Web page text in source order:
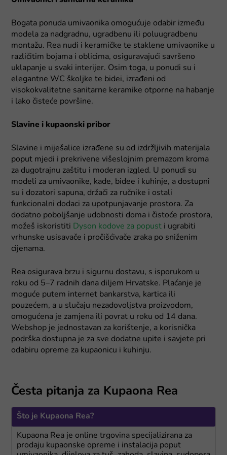
Bogata ponuda umivaonika omogućuje odabir između
modela za nadgradnu, ugradbenu ili poluugradbenu
montažu. Rea nudi i keramičke te staklene umivaonike u
različitim bojama i oblicima, osiguravajući savršeno
uklapanje u svaki interijer. Osim toga, u ponudi su i
elegantne WC školjke te bidei, izrađeni od
visokokvalitetne sanitarne keramike otporne na habanje
i lako čisteće površine.
Slavine i kupaonski pribor
Slavine i miješalice izrađene su od izdržljivih materijala
poput mjedi i prekrivene višeslojnim premazom kroma
za dugotrajnu zaštitu i moderan izgled. U ponudi su
modeli za umivaonike, kade, bidee i kuhinje, a dostupni
su i dozatori sapuna, držači za ručnike i ostali
funkcionalni dodaci za upotpunjavanje prostora. Za
dodatno poboljšanje udobnosti doma i čistoće prostora,
možeš iskoristiti Dyson kodove za popust i ugrabiti
vrhunske usisavače i pročišćivače zraka po sniženim
cijenama.
Rea osigurava brzu i sigurnu dostavu, s isporukom u
roku od 5–7 radnih dana diljem Hrvatske. Plaćanje je
moguće putem internet bankarstva, kartica ili
pouzećem, a u slučaju nezadovoljstva proizvodom,
omogućena je zamjena ili povrat u roku od 14 dana.
Webshop je jednostavan za korištenje, a korisnička
podrška dostupna je za sve dodatne upite i savjete pri
odabiru opreme za kupaonicu i kuhinju.
Česta pitanja za Kupaona Rea
Što je Kupaona Rea?
Kupaona Rea je online trgovina specijalizirana za
prodaju kupaonske opreme i instalacija poput